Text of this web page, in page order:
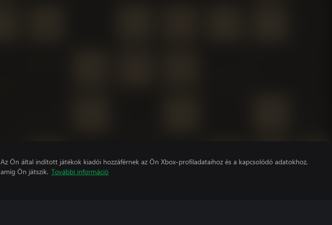
Az Ön által indított játékok kiadói hozzáférnek az Ön Xbox-profiladataihoz és a kapcsolódó adatokhoz,
amíg Ön játszik. További információ